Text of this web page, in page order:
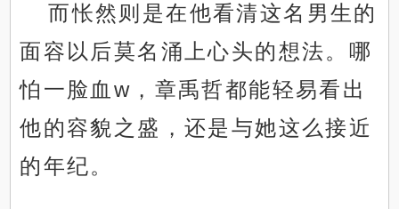
而怅然则是在他看清这名男生的
面容以后莫名涌上心头的想法。哪
怕一脸血w，章禹哲都能轻易看出
他的容貌之盛，还是与她这么接近
的年纪。